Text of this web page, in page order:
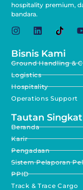
hospitality premium,
bandara.
Bisnis Kami
Ground Handling &
Logistics
Hospitality
Operations Support
Tautan Singkat
Beranda
Karir
Pengadaan
Sistem Pelaporan
PPID
Track & Trace Cargo